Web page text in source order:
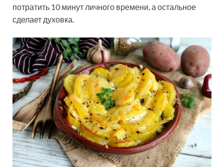
потратить 10 минут личного времени, а остальное
сделает духовка.